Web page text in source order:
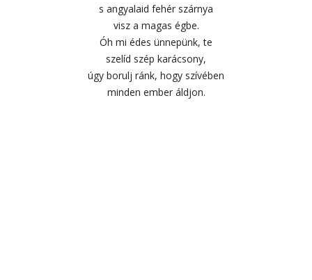
s angyalaid fehér szárnya
visz a magas égbe.
Óh mi édes ünnepünk, te
szelíd szép karácsony,
úgy borulj ránk, hogy szívében
minden ember áldjon.